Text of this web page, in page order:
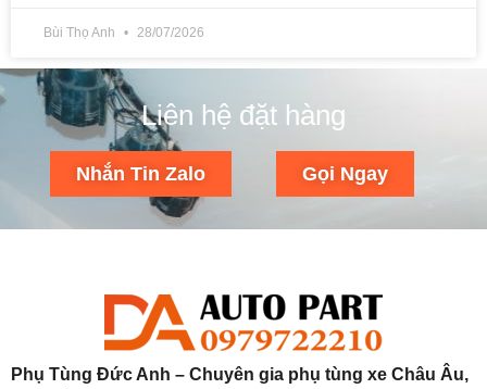
Bùi Thọ Anh 28/07/2026
Liên hệ đặt hàng
Nhắn Tin Zalo Gọi Ngay
Phụ Tùng Đức Anh – Chuyên gia phụ tùng xe Châu Âu,